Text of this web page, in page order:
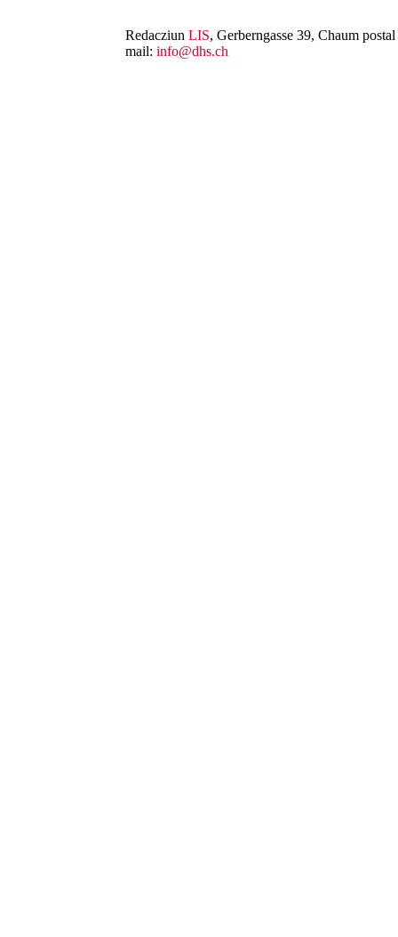
Redacziun LIS, Gerberngasse 39, Chaum
mail: info@dhs.ch